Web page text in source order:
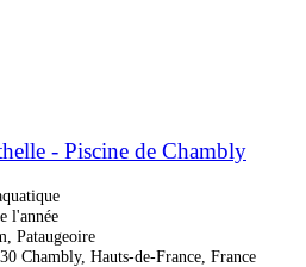
- Piscine de Chambly
l'année
Pataugeoire
Chambly, Hauts-de-France, France